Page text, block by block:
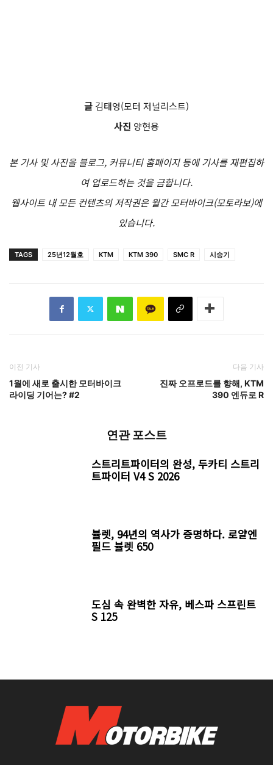
글 김태영(모터 저널리스트)
사진 양현용
본 기사 및 사진을 블로그, 커뮤니티 홈페이지 등에 기사를 재편집하
여 업로드하는 것을 금합니다.
웹사이트 내 모든 컨텐츠의 저작권은 월간 모터바이크(모토라보)에
있습니다.
TAGS 25년12월호 KTM KTM 390 SMC R 시승기
이전 기사
1월에 새로 출시한 모터바이크
라이딩 기어는? #2
다음 기사
진짜 오프로드를 향해, KTM
390 엔듀로 R
연관 포스트
스트리트파이터의 완성, 두카티 스트리
트파이터 V4 S 2026
뷸렛, 94년의 역사가 증명하다. 로얄엔
필드 뷸렛 650
도심 속 완벽한 자유, 베스파 스프린트
S 125